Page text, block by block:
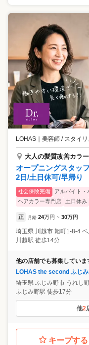
LOHAS 美容師 / スタイリ
大人の髪質改善カラ
オープニングスタッ
2日/土日休可/早帰り
社会保険完備 アルバイト・
ヘアカラー専門店
土日休み
正 月給 24万円 ~ 30万円
埼玉県 川越市 旭町1-8-4
川越駅 徒歩14分
他の店舗でも募集していま
LOHAS the second ふじ
埼玉県 ふじみ野市 うれし
ふじみ野駅 徒歩17分
他2
キープする